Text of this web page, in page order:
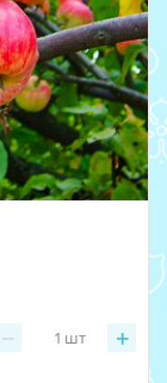
− +
1 шт